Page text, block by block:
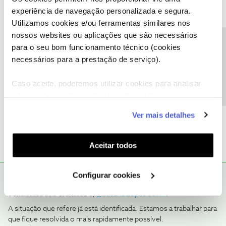
experiência de navegação personalizada e segura.
Utilizamos cookies e/ou ferramentas similares nos
nossos websites ou aplicações que são necessários
para o seu bom funcionamento técnico (cookies
necessários para a prestação de serviço).
Caso aceite, poderemos utilizar cookies para analisar
funcionalidades (cookies de personalização e
funcionalidade) e adaptar anúncios aos seus interesses
(cookies de publicidade personalizada). Pode gerir a
utilização dos cookies clicando em "Configurar
Ver mais detalhes
Aceitar todos
Configurar cookies
questão a um tecnico que fará remotamente despistes que levem
à detecção da anomalia.
RESPOSTA Forum|Forum|6 years ago
Bem-vinda ao Fórum NOS,@Susana Lopes Seixal.
A situação que refere já está identificada. Estamos a trabalhar para
que fique resolvida o mais rapidamente possível.